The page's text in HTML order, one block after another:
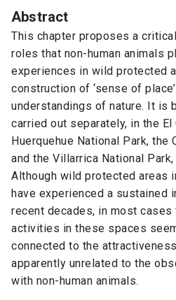
Abstract
This chapter proposes a
roles that non-human animals
experiences in wild protected
construction of ‘sense of
understandings of nature. It is
carried out separately, in the El
Huerquehue National Park, the
and the Villarrica National
Although wild protected areas
have experienced a sustained
recent decades, in most
activities in these spaces
connected to the
apparently unrelated to the
with non-human animals.